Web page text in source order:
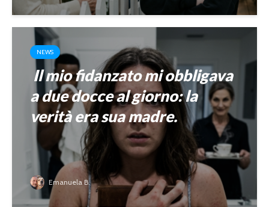
NEWS
Il mio fidanzato mi obbligava
a due docce al giorno: la
verità era sua madre.
Emanuela B.